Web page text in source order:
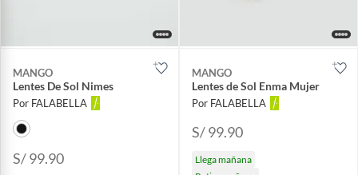
MANGO
Lentes De Sol Nimes
Por FALABELLA
S/ 99.90
MANGO
Lentes de Sol Enma Mujer
Por FALABELLA
S/ 99.90
Llega mañana